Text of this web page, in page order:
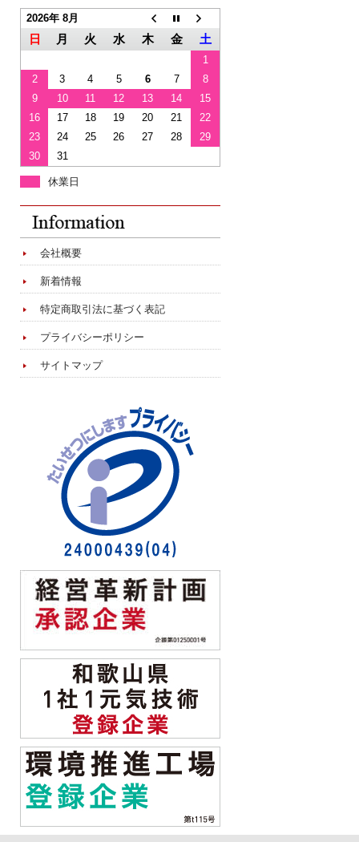
2026年 8月
日 月 火 水 木 金 土
1
2
3 4 5 6 7
8
9
10 11 12 13 14
15
16
17 18 19 20 21
22
23
24 25 26 27 28
29
30
31
休業日
会社概要
新着情報
特定商取引法に基づく表記
プライバシーポリシー
サイトマップ